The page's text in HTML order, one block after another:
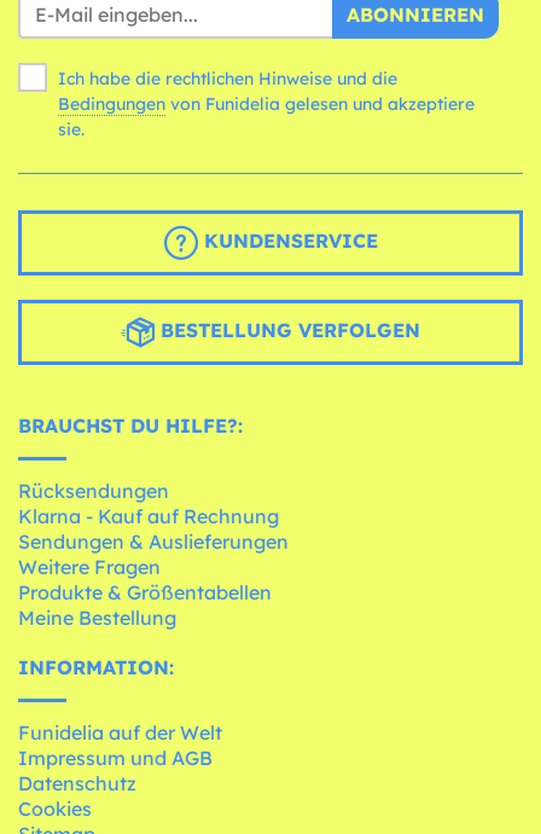
ABONNIEREN
Ich habe die rechtlichen Hinweise und die
Bedingungen
sie.
KUNDENSERVICE
BESTELLUNG VERFOLGEN
BRAUCHST DU HILFE?:
Rücksendungen
Klarna - Kauf auf Rechnung
Sendungen & Auslieferungen
Weitere Fragen
Produkte & Größentabellen
Meine Bestellung
INFORMATION:
Funidelia auf der Welt
Impressum und AGB
Datenschutz
Cookies